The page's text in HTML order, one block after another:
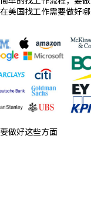
美国找工作需要做好哪
做好这些方面